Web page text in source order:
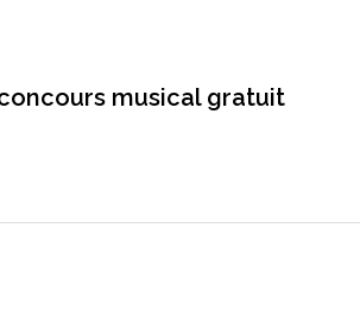
musical gratuit